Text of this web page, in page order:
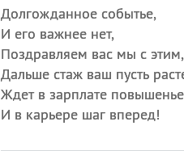
Долгожданное событье,
И его важнее нет,
Поздравляем вас мы с этим,
Дальше стаж ваш пусть
Ждет в зарплате
И в карьере шаг вперед!